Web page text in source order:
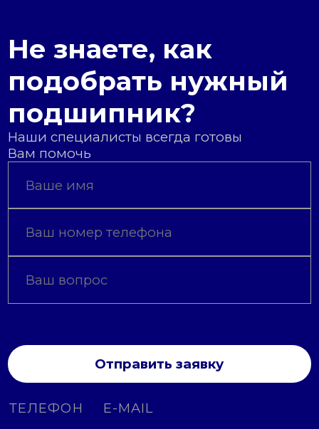
Не знаете, как
подобрать нужный
подшипник?
Наши специалисты всегда готовы
Вам помочь
Отправить заявку
ТЕЛЕФОН E-MAIL